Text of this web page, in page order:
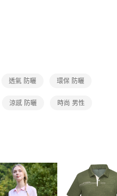
單成立後會自動跳轉到大哥付的交易
期數、繳款截止日，確認付款後即完
表示未達大哥付你分期系統評分，恕無
超商條碼／台灣大直營門市／銀行轉
路繳費。
公司」（以下簡稱本公司）所提供，讓
品或服務，並由商店將買賣／分期付款
免運費
運費
)免運費
透氣 防曬 環保 防曬
涼感 防曬 時尚 男性